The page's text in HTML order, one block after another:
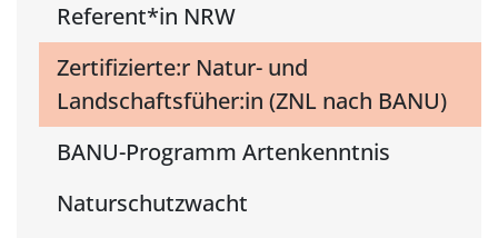
Referent*in NRW
Zertifizierte:r Natur- und
Landschaftsfüher:in (ZNL nach BANU)
BANU-Programm Artenkenntnis
Naturschutzwacht